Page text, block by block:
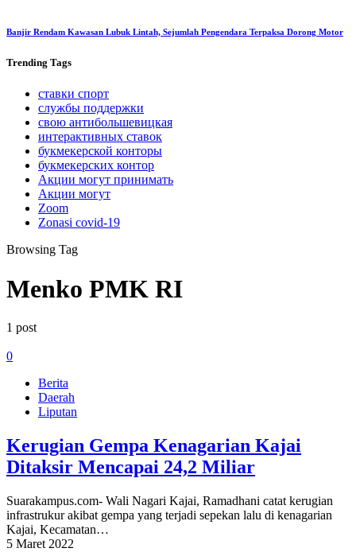
Banjir Rendam Kawasan Lubuk Lintah, Sejumlah Pengendara Terpaksa Dorong Motor
Trending Tags
ставки спорт
службы поддержки
свою антибольшевицкая
интерактивных ставок
букмекерской конторы
букмекерских контор
Акции могут принимать
Акции могут
Zoom
Zonasi covid-19
Browsing Tag
Menko PMK RI
1 post
0
Berita
Daerah
Liputan
Kerugian Gempa Kenagarian Kajai
Ditaksir Mencapai 24,2 Miliar
Suarakampus.com- Wali Nagari Kajai, Ramadhani catat kerugian
infrastrukur akibat gempa yang terjadi sepekan lalu di kenagarian
Kajai, Kecamatan…
5 Maret 2022